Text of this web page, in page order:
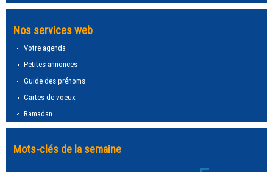
Nos services web
Votre agenda
Petites annonces
Guide des prénoms
Cartes de voeux
Ramadan
Mots-clés de la semaine